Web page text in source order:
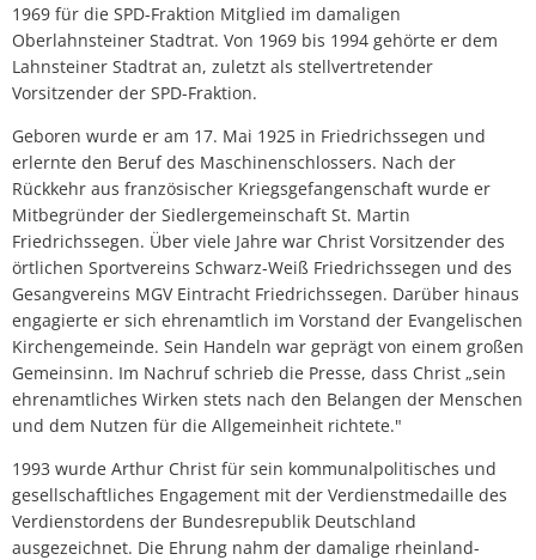
1969 für die SPD-Fraktion Mitglied im damaligen
Oberlahnsteiner Stadtrat. Von 1969 bis 1994 gehörte er dem
Lahnsteiner Stadtrat an, zuletzt als stellvertretender
Vorsitzender der SPD-Fraktion.
Geboren wurde er am 17. Mai 1925 in Friedrichssegen und
erlernte den Beruf des Maschinenschlossers. Nach der
Rückkehr aus französischer Kriegsgefangenschaft wurde er
Mitbegründer der Siedlergemeinschaft St. Martin
Friedrichssegen. Über viele Jahre war Christ Vorsitzender des
örtlichen Sportvereins Schwarz-Weiß Friedrichssegen und des
Gesangvereins MGV Eintracht Friedrichssegen. Darüber hinaus
engagierte er sich ehrenamtlich im Vorstand der Evangelischen
Kirchengemeinde. Sein Handeln war geprägt von einem großen
Gemeinsinn. Im Nachruf schrieb die Presse, dass Christ „sein
ehrenamtliches Wirken stets nach den Belangen der Menschen
und dem Nutzen für die Allgemeinheit richtete."
1993 wurde Arthur Christ für sein kommunalpolitisches und
gesellschaftliches Engagement mit der Verdienstmedaille des
Verdienstordens der Bundesrepublik Deutschland
ausgezeichnet. Die Ehrung nahm der damalige rheinland-